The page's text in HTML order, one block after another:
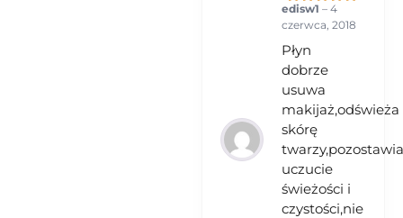
Oceniono
na 5
edisw1 – 4
czerwca, 2018
Płyn
dobrze
usuwa
makijaż,odświeża
skórę
twarzy,pozostawia
uczucie
świeżości i
czystości,nie